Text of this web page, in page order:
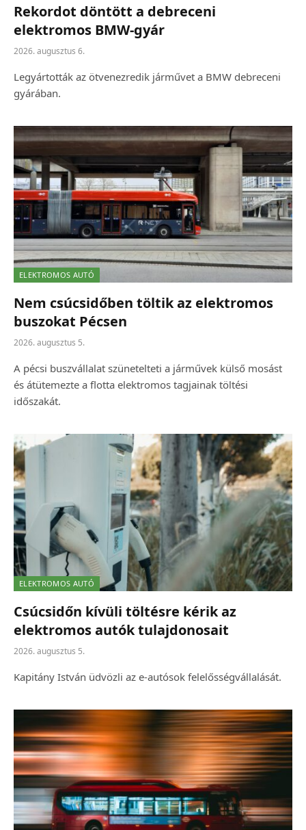
Rekordot döntött a debreceni
elektromos BMW-gyár
2026. augusztus 6.
Legyártották az ötvenezredik járművet a BMW debreceni
gyárában.
ELEKTROMOS AUTÓ
Nem csúcsidőben töltik az elektromos
buszokat Pécsen
2026. augusztus 5.
A pécsi buszvállalat szünetelteti a járművek külső mosást
és átütemezte a flotta elektromos tagjainak töltési
időszakát.
ELEKTROMOS AUTÓ
Csúcsidőn kívüli töltésre kérik az
elektromos autók tulajdonosait
2026. augusztus 5.
Kapitány István üdvözli az e-autósok felelősségvállalását.